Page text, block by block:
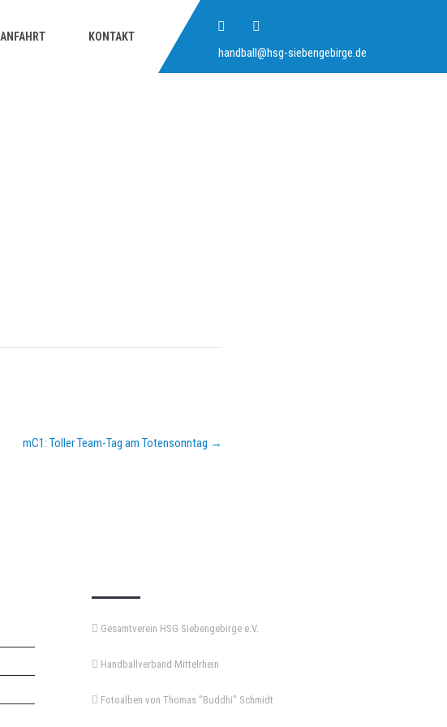
handball@hsg-siebengebirge.de
ANFAHRT KONTAKT
mC1: Toller Team-Tag am Totensonntag →
Gesamtverein HSG Siebengebirge e.V.
Handballverband Mittelrhein
Fotoalben von Thomas "Buddhi" Schmidt